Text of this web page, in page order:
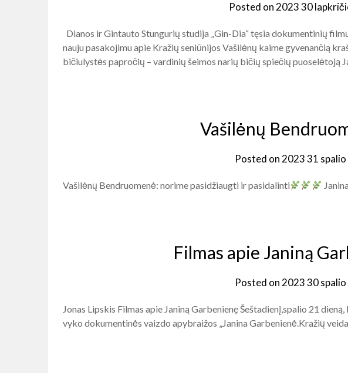
Posted on2023 30
Dianos ir Gintauto Stungurių studija „Gin-Dia“ tęsia dokumentinių
nauju pasakojimu apie Kražių seniūnijos Vašilėnų kaime gyvenančią
bičiulystės papročių – vardinių šeimos narių bičių spiečių puoselėtoją
Vašilėnų
Posted on2023 31 spalio
Vašilėnų Bendruomenė: norime pasidžiaugti ir pasidalinti
Filmas apie Janiną
Posted on2023 30 spalio
Jonas Lipskis Filmas apie Janiną Garbenienę Šeštadienį,spalio 21
vyko dokumentinės vaizdo apybraižos „Janina Garbenienė.Kražių